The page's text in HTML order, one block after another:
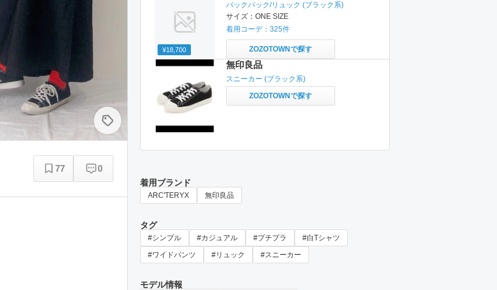
77 0
¥18,700
バックパック/リュック (ブラック系)
サイズ： ONE SIZE
着用コーデ： 325件
ZOZOTOWNで探す
無印良品
スニーカー (ブラック系)
ZOZOTOWNで探す
着用ブランド
ARC'TERYX 無印良品
タグ
#シンプル #カジュアル #プチプラ
#白Tシャツ
#ワイドパンツ
#リュック #スニーカー
モデル情報